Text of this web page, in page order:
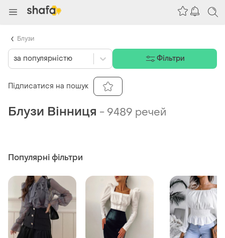
Блузи Вінниця - 9489 речей
Популярні фільтри
за популярністю Фільтри
Підписатися на пошук
Блузи